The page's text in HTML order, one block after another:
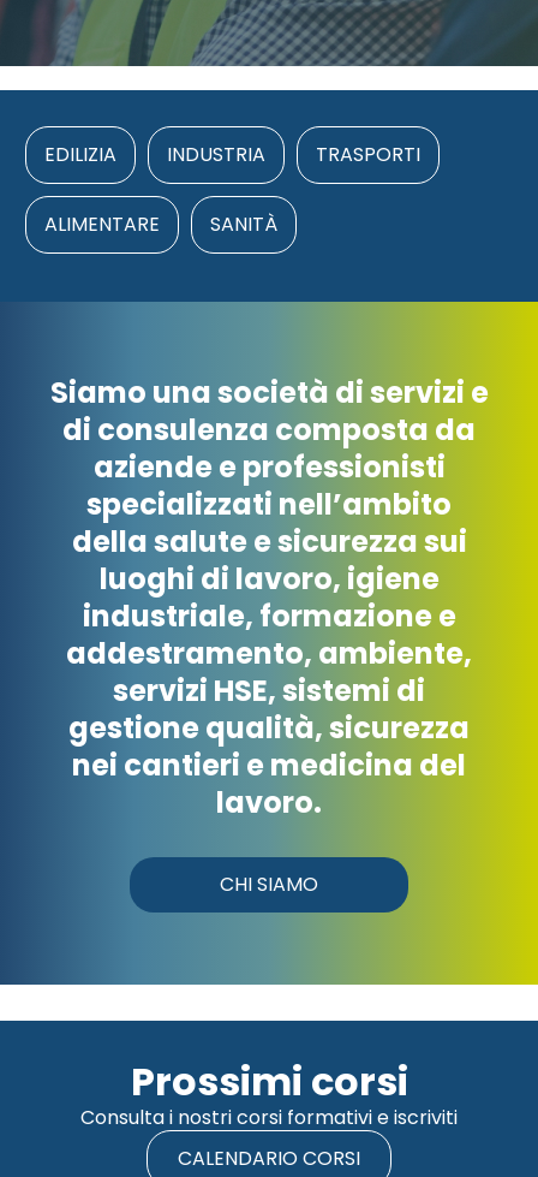
EDILIZIA INDUSTRIA TRASPORTI
ALIMENTARE SANITÀ
Siamo una società di servizi e
di consulenza composta da
aziende e professionisti
specializzati nell’ambito
della salute e sicurezza sui
luoghi di lavoro, igiene
industriale, formazione e
addestramento, ambiente,
servizi HSE, sistemi di
gestione qualità, sicurezza
nei cantieri e medicina del
lavoro.
CHI SIAMO
Prossimi corsi
Consulta i nostri corsi formativi e iscriviti
CALENDARIO CORSI